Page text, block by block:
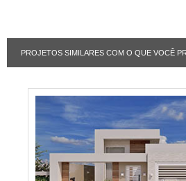
PROJETOS SIMILARES COM O QUE VOCÊ